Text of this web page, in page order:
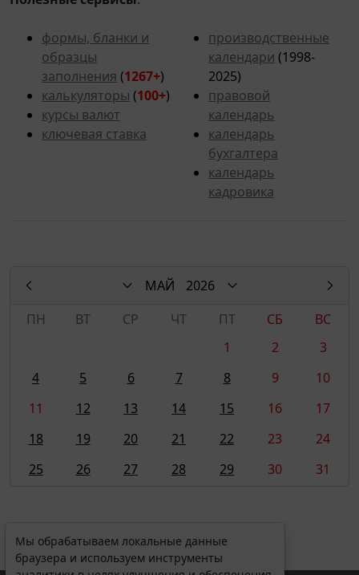
формы, бланки и
образцы
заполнения (1267+)
калькуляторы (100+)
курсы валют
ключевая ставка
производственные
календари (1998-
2025)
правовой
календарь
календарь
бухгалтера
календарь
кадровика
МАЙ
2026
ПН
ВТ СР ЧТ ПТ СБ
ВС
1
2
3
4
5 6 7 8 9
10
11
12 13 14 15 16
17
18
19 20 21 22 23
24
25
26 27 28 29 30 31
Мы обрабатываем локальные данные
браузера и используем инструменты